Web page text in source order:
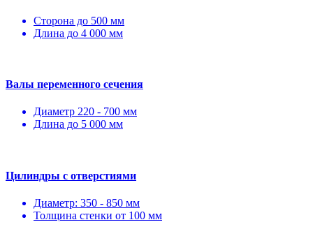
Сторона до 500 мм
Длина до 4 000 мм
Валы переменного сечения
Диаметр 220 - 700 мм
Длина до 5 000 мм
Цилиндры с отверстиями
Диаметр: 350 - 850 мм
Толщина стенки от 100 мм